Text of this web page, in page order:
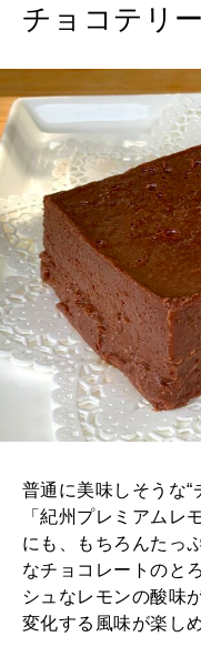
チョコテリー
普通に美味しそうな“
「紀州プレミアムレ
にも、もちろんたっ
なチョコレートのと
シュなレモンの酸味
変化する風味が楽し